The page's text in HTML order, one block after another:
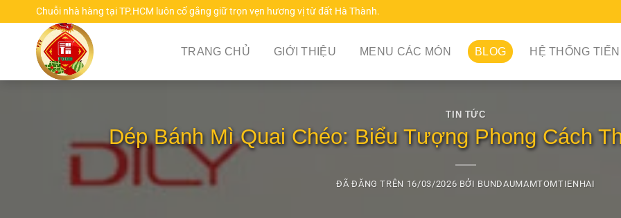
đến
Chuỗi nhà hàng tại TP.HCM luôn cố gắng giữ trọn vẹn hương vị từ đất Hà Thành.
TRANG CHỦ GIỚI THIỆU MENU CÁC MÓN BLOG HỆ THỐNG
TIN TỨC
Dép Bánh Mì Quai Chéo: Biểu Tượng Phong Cách
ĐÃ ĐĂNG TRÊN 16/03/2026 BỞI BUNDAUMAMTOMTIENHAI